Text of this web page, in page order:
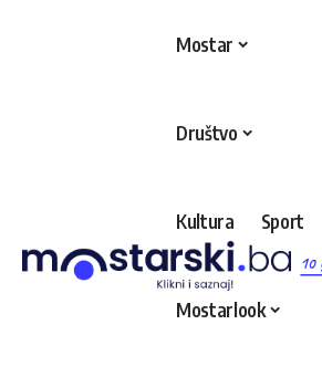
10
Mostar
Društvo
Kultura Sport
Mostarlook